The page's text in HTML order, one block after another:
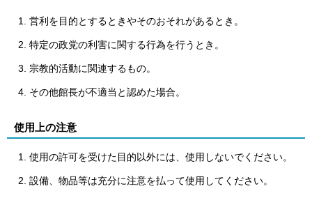
営利を目的とするときやそのおそれがあるとき。
特定の政党の利害に関する行為を行うとき。
宗教的活動に関連するもの。
その他館長が不適当と認めた場合。
使用上の注意
使用の許可を受けた目的以外には、使用しないでください。
設備、物品等は充分に注意を払って使用してください。